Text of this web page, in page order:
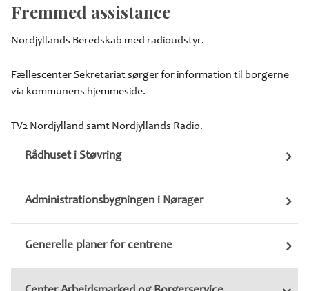
Rådhuset i Støvring
Administrationsbygningen i Nørager
Generelle planer for centrene
Fremmed assistance
Nordjyllands Beredskab med radioudstyr.
Fællescenter Sekretariat sørger for information til borgerne
via kommunens hjemmeside.
TV2 Nordjylland samt Nordjyllands Radio.